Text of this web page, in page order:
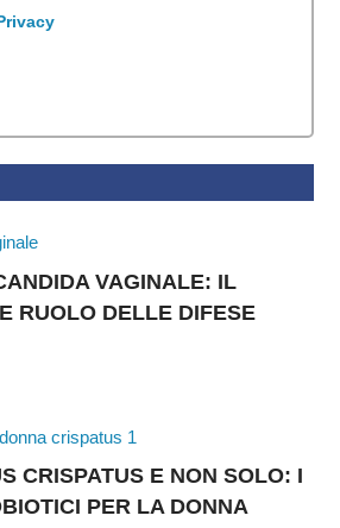
VAGINALE: IL
RUOLO DELLE DIFESE
CRISPATUS E NON SOLO: I
PER LA DONNA